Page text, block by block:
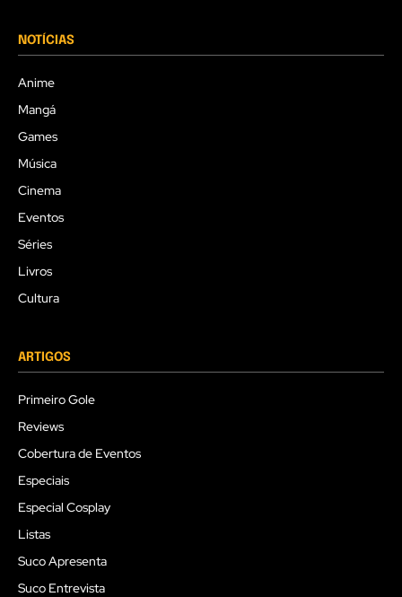
NOTÍCIAS
Anime
Mangá
Games
Música
Cinema
Eventos
Séries
Livros
Cultura
ARTIGOS
Primeiro Gole
Reviews
Cobertura de Eventos
Especiais
Especial Cosplay
Listas
Suco Apresenta
Suco Entrevista